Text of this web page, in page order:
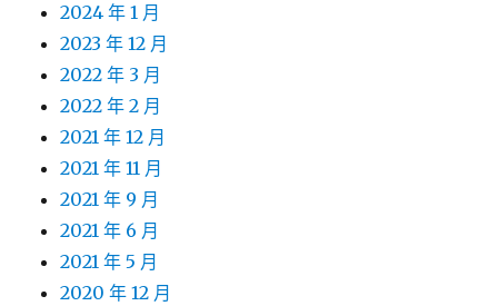
2024 年 1 月
2023 年 12 月
2022 年 3 月
2022 年 2 月
2021 年 12 月
2021 年 11 月
2021 年 9 月
2021 年 6 月
2021 年 5 月
2020 年 12 月